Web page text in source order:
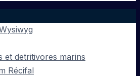
et detritivores marins
Récifal